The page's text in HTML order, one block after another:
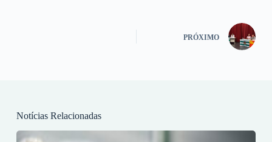
PRÓXIMO
Notícias Relacionadas